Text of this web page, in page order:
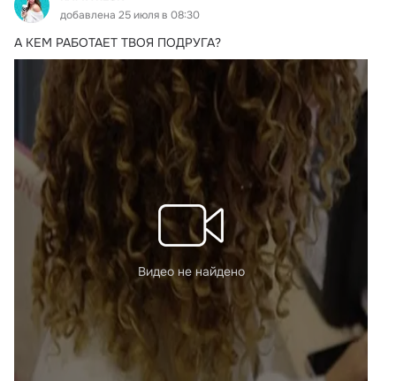
добавлена 25 июля в 08:30
А КЕМ РАБОТАЕТ ТВОЯ ПОДРУГА?
Видео не найдено